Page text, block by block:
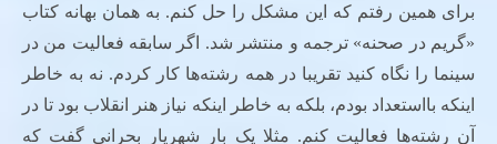
برای همین رفتم که این مشکل را حل کنم. به همان بهانه کتاب
«گریم در صحنه» ترجمه و منتشر شد. اگر سابقه فعالیت من در
سینما را نگاه کنید تقریبا در همه رشته‌ها کار کردم. نه به خاطر
اینکه بااستعداد بودم، بلکه به خاطر اینکه نیاز هنر انقلاب بود تا در
آن رشته‌ها فعالیت کنم. مثلا یک بار شهریار بحرانی گفت که